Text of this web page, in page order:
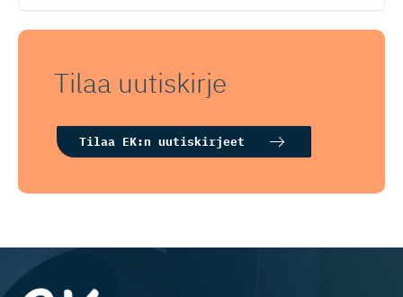
Tilaa uutiskirje
Tilaa EK:n uutiskirjeet